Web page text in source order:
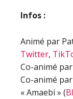
Infos :
Animé par
Twitter,
Co-animé
Co-animé
« Amaebi » (